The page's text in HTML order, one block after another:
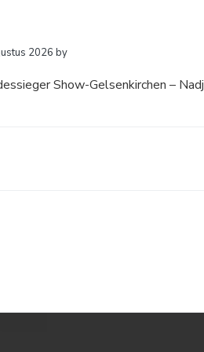
2026 by
Show-Gelsenkirchen –